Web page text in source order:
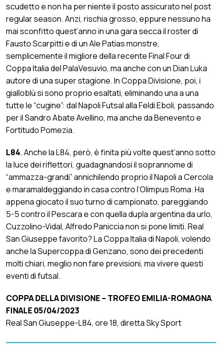
scudetto e non ha per niente il posto assicurato nel post
regular season. Anzi, rischia grosso, eppure nessuno ha
mai sconfitto quest’anno in una gara secca il roster di
Fausto Scarpitti e di un Ale Patias monstre,
semplicemente il migliore della recente Final Four di
Coppa Italia del PalaVesuvio, ma anche con un Dian Luka
autore di una super stagione. In Coppa Divisione, poi, i
gialloblù si sono proprio esaltati, eliminando una a una
tutte le “cugine”: dal Napoli Futsal alla Feldi Eboli, passando
per il Sandro Abate Avellino, ma anche da Benevento e
Fortitudo Pomezia.
L84. Anche la L84, però, è finita più volte quest’anno sotto
la luce dei riflettori, guadagnandosi il soprannome di
“ammazza-grandi” annichilendo proprio il Napoli a Cercola
e maramaldeggiando in casa contro l’Olimpus Roma. Ha
appena giocato il suo turno di campionato, pareggiando
5-5 contro il Pescara e con quella dupla argentina da urlo,
Cuzzolino-Vidal, Alfredo Paniccia non si pone limiti. Real
San Giuseppe favorito? La Coppa Italia di Napoli, volendo
anche la Supercoppa di Genzano, sono dei precedenti
molti chiari, meglio non fare previsioni, ma vivere questi
eventi di futsal.
COPPA DELLA DIVISIONE – TROFEO EMILIA-ROMAGNA
FINALE 05/04/2023
Real San Giuseppe-L84, ore 18, diretta Sky Sport